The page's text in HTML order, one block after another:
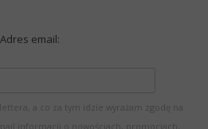
Adres email:
a co za tym idzie wyrażam zgodę na
informacji o nowościach, promocjach,